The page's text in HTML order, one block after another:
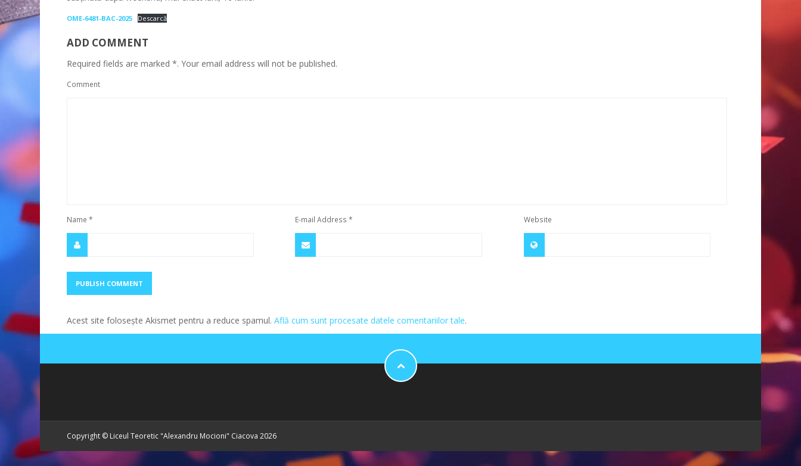
OME-6481-BAC-2025 Descarcă
ADD COMMENT
Required fields are marked *. Your email address will not be published.
Comment
Name* E-mail Address* Website
Acest site folosește Akismet pentru a reduce spamul.Află cum sunt procesate datele comentariilor tale.
Copyright © Liceul Teoretic "Alexandru Mocioni" Ciacova 2026